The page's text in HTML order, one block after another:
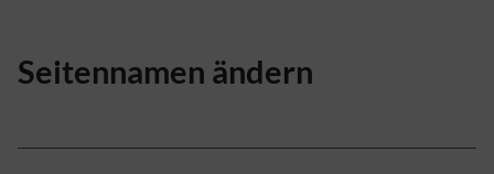
Seitennamen ändern